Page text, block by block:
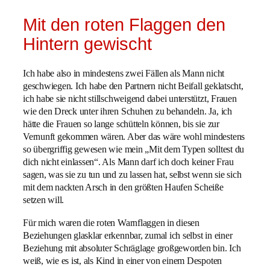
Mit den roten Flaggen den
Hintern gewischt
Ich habe also in mindestens zwei Fällen als Mann nicht
geschwiegen. Ich habe den Partnern nicht Beifall geklatscht,
ich habe sie nicht stillschweigend dabei unterstützt, Frauen
wie den Dreck unter ihren Schuhen zu behandeln. Ja, ich
hätte die Frauen so lange schütteln können, bis sie zur
Vernunft gekommen wären. Aber das wäre wohl mindestens
so übergriffig gewesen wie mein „Mit dem Typen solltest du
dich nicht einlassen“. Als Mann darf ich doch keiner Frau
sagen, was sie zu tun und zu lassen hat, selbst wenn sie sich
mit dem nackten Arsch in den größten Haufen Scheiße
setzen will.
Für mich waren die roten Warnflaggen in diesen
Beziehungen glasklar erkennbar, zumal ich selbst in einer
Beziehung mit absoluter Schräglage großgeworden bin. Ich
weiß, wie es ist, als Kind in einer von einem Despoten